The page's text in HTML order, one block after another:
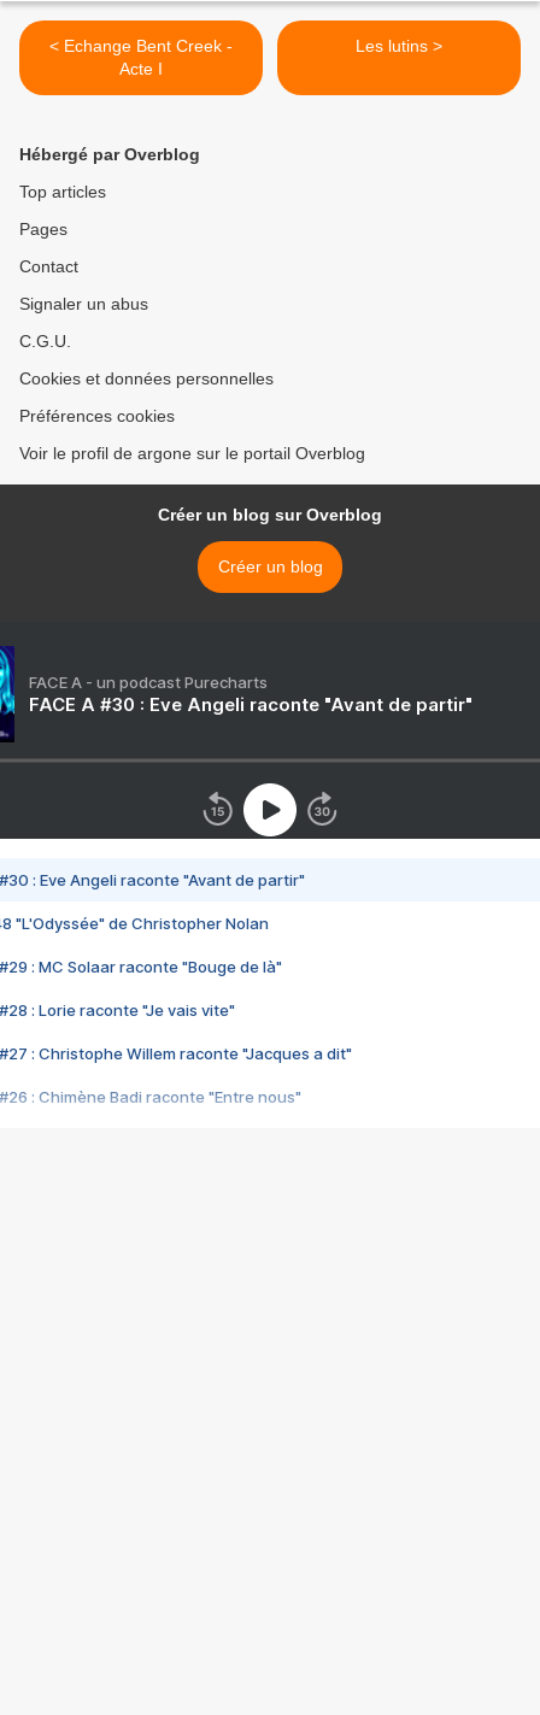
< Echange Bent Creek -
Acte I
Les lutins >
Hébergé par Overblog
Top articles
Pages
Contact
Signaler un abus
C.G.U.
Cookies et données personnelles
Préférences cookies
Voir le profil de argone sur le portail Overblog
Créer un blog sur Overblog
Créer un blog
FACE A - un podcast Purecharts
FACE A #30 : Eve Angeli raconte "Avant de partir"
#30 : Eve Angeli raconte "Avant de partir"
"L'Odyssée" de Christopher Nolan
#29 : MC Solaar raconte "Bouge de là"
#28 : Lorie raconte "Je vais vite"
#27 : Christophe Willem raconte "Jacques a dit"
#26 : Chimène Badi raconte "Entre nous"